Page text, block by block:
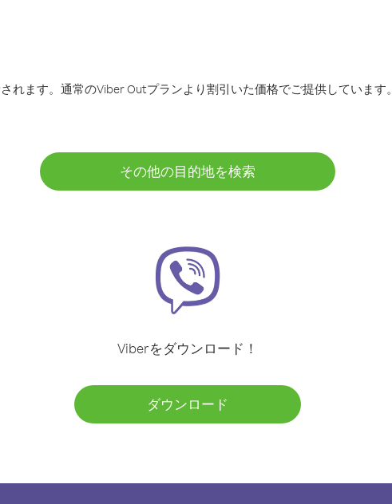
れます。通常のViber Outプランより割引いた価格でご提供しています。
その他の目的地を検索
Viberをダウンロード！
ダウンロード